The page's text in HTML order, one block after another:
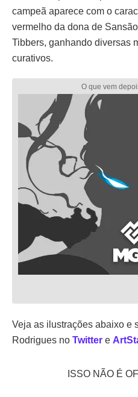
campeã aparece com o
vermelho da dona de
Tibbers, ganhando diversas
curativos.
Veja as ilustrações abaixo e
Rodrigues no Twitter e
ISSO NÃO É